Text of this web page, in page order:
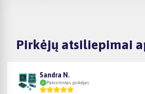
Pirkėjų atsiliepimai
Sandra N.
Patvirtintas pirkėjas